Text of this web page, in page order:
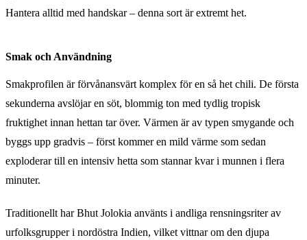
Hantera alltid med handskar – denna sort är extremt het.
Smak och Användning
Smakprofilen är förvånansvärt komplex för en så het chili. De första
sekunderna avslöjar en söt, blommig ton med tydlig tropisk
fruktighet innan hettan tar över. Värmen är av typen smygande och
byggs upp gradvis – först kommer en mild värme som sedan
exploderar till en intensiv hetta som stannar kvar i munnen i flera
minuter.
Traditionellt har Bhut Jolokia använts i andliga rensningsriter av
urfolksgrupper i nordöstra Indien, vilket vittnar om den djupa